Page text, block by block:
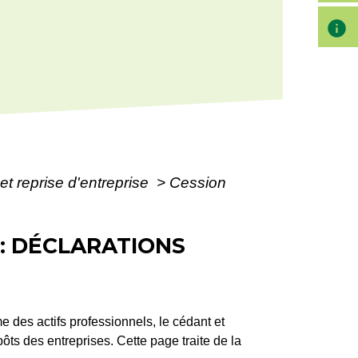
reprise d'entreprise > Cession
DÉCLARATIONS
des actifs professionnels, le cédant et
des entreprises. Cette page traite de la
info